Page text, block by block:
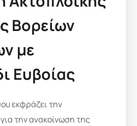
Βορείων
με
Ευβοίας
εκφράζει την
την ανακοίνωση της